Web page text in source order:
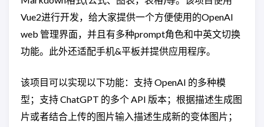
Vue2进行开发，给大家提供一个方便使用的OpenAI
web 管理界面，并且有多种prompt角色和中英文切换
功能。此外还适配手机&平板并提供应用程序。
该项目可以实现以下功能：支持 OpenAI 的多种模
型；支持 ChatGPT 的多个 API 版本；根据描述生成图
片或者结合上传的图片输入描述生成新的变体图片；